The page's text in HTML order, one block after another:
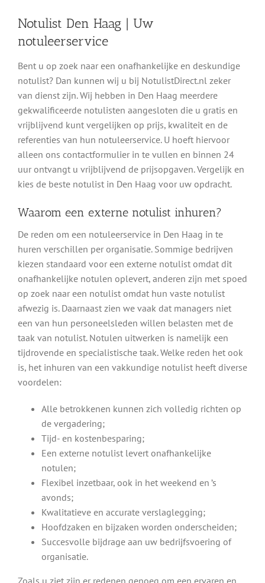
Notulist Den Haag | Uw
notuleerservice
Bent u op zoek naar een onafhankelijke en deskundige
notulist? Dan kunnen wij u bij NotulistDirect.nl zeker
van dienst zijn. Wij hebben in Den Haag meerdere
gekwalificeerde notulisten aangesloten die u gratis en
vrijblijvend kunt vergelijken op prijs, kwaliteit en de
referenties van hun notuleerservice. U hoeft hiervoor
alleen ons contactformulier in te vullen en binnen 24
uur ontvangt u vrijblijvend de prijsopgaven. Vergelijk en
kies de beste notulist in Den Haag voor uw opdracht.
Waarom een externe notulist inhuren?
De reden om een notuleerservice in Den Haag in te
huren verschillen per organisatie. Sommige bedrijven
kiezen standaard voor een externe notulist omdat dit
onafhankelijke notulen oplevert, anderen zijn met spoed
op zoek naar een notulist omdat hun vaste notulist
afwezig is. Daarnaast zien we vaak dat managers niet
een van hun personeelsleden willen belasten met de
taak van notulist. Notulen uitwerken is namelijk een
tijdrovende en specialistische taak. Welke reden het ook
is, het inhuren van een vakkundige notulist heeft diverse
voordelen:
Alle betrokkenen kunnen zich volledig richten op
de vergadering;
Tijd- en kostenbesparing;
Een externe notulist levert onafhankelijke
notulen;
Flexibel inzetbaar, ook in het weekend en ’s
avonds;
Kwalitatieve en accurate verslaglegging;
Hoofdzaken en bijzaken worden onderscheiden;
Succesvolle bijdrage aan uw bedrijfsvoering of
organisatie.